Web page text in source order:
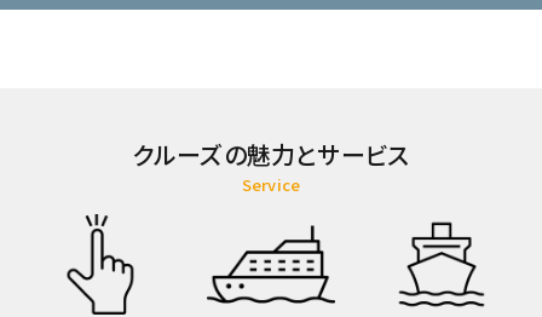
クルーズの魅力とサービス
Service